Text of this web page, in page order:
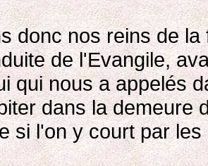
donc nos reins de
de l'Evangile,
qui nous a appelés
dans la demeure
si l'on y court par